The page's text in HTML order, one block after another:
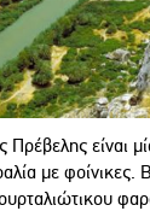
Πρέβελης είναι
με φοίνικες.